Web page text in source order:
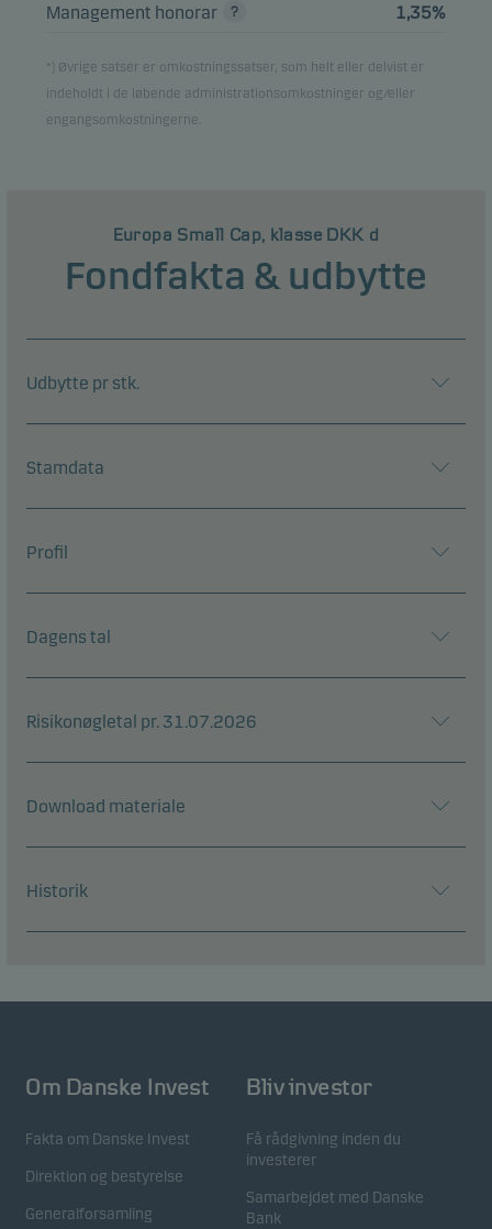
Management honorar 1,35%
*) Øvrige satser er omkostningssatser, som helt eller delvist er
indeholdt i de løbende administrationsomkostninger og/eller
engangsomkostningerne.
Europa Small Cap, klasse DKK d
Fondfakta & udbytte
Udbytte pr stk.
Stamdata
Profil
Dagens tal
Risikonøgletal pr. 31.07.2026
Download materiale
Historik
Om Danske Invest
Fakta om Danske Invest
Direktion og bestyrelse
Generalforsamling
Bliv investor
Få rådgivning inden du
investerer
Samarbejdet med Danske
Bank